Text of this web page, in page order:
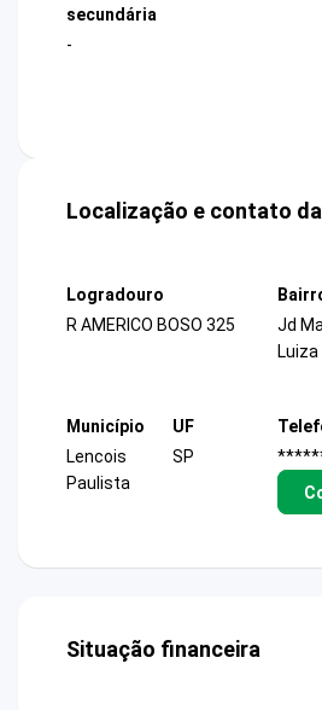
secundária
-
Localização e contato
Logradouro
R AMERICO BOSO 325
Jd
Luiza
Município
Lencois
Paulista
UF
SP
Situação financeira